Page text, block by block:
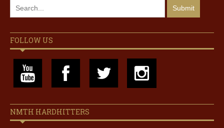
FOLLOW US
NMTH HARDHITTERS